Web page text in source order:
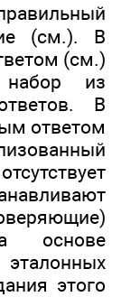
(см.). В
(см.)
из
В
ответом
основе
этого